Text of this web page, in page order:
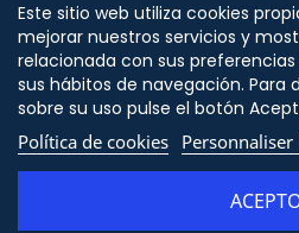
Seguridad
Este sitio web utiliza cookies
mejorar nuestros servicios y
relacionada con sus
sus hábitos de navegación. Para
sobre su uso pulse el botón
Política de cookies Personnaliser
Cambiar en
/themes/orion91/modules/